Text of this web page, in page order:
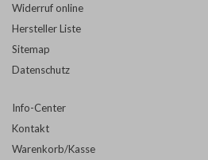
Widerruf online
Hersteller Liste
Sitemap
Datenschutz
Info-Center
Kontakt
Warenkorb/Kasse